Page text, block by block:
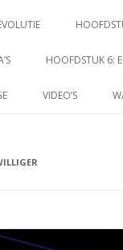
HOOFDSTUK 6:
VIDEO’S